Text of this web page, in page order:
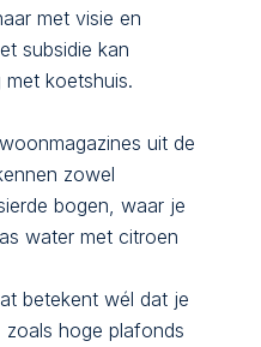
met visie en
subsidie kan
koetshuis.
uit de
zowel
bogen, waar je
water met citroen
betekent wél dat je
zoals hoge plafonds